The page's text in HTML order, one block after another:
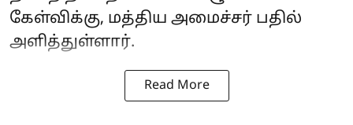
கேள்விக்கு, மத்திய அமைச்சர் பதில்
அளித்துள்ளார்.
Read More